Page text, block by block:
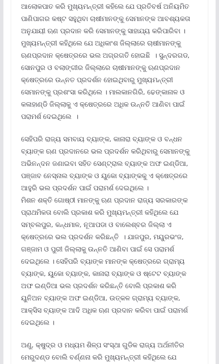
ଆଲୋକପାତ କରି ମୁଖ୍ୟମନ୍ତ୍ରୀ କହିଲେ ଯେ ପ୍ରତିବର୍ଷ ଅନିୟମିତ
ପାଣିପାଗର କଷ୍ଟ ସହୁଥିବା ଚାଷୀମାନଙ୍କୁ ସେମାନଙ୍କ ଆବଶ୍ୟକତା
ଅନୁଯାୟୀ ଋଣ ପ୍ରଦାନ କରି ସେମାନଙ୍କୁ ସାହାଯ୍ୟ କରିପାରିବା ।
ମୁଖ୍ୟମନ୍ତ୍ରୀ କହିଥିଲେ ଯେ ଅଧିକାଂଶ ଜିଲ୍ଲାରେ ଚାଷୀମାନଙ୍କୁ
ଋଣପ୍ରଦାନ କ୍ଷେତ୍ରରେ ଭଲ ଅଗ୍ରଗତି ହୋଇଛି । ସୁନ୍ଦରଗଡ,
ସୋନପୁର ଓ ବଲାଙ୍ଗୀର ଜିଲ୍ଲାରେ ଚାଷୀମାନଙ୍କୁ ଋଣପ୍ରଦାନ
କ୍ଷେତ୍ରରେ ଉନ୍ନତ ପ୍ରଦର୍ଶନ ହୋଇଥିବାରୁ ମୁଖ୍ୟମନ୍ତ୍ରୀ
ସେମାନଙ୍କୁ ପ୍ରଶଂସା କରିଥିଲେ । ମାଲକାନଗିରି, ଢେଙ୍କାନାଳ ଓ
କଳାହାଣ୍ଡି ଜିଲ୍ଲାକୁ ଏ କ୍ଷେତ୍ରରେ ଅଧିକ ଉନ୍ନତି ଆଣିବା ପାଇଁ
ପରାମର୍ଶ ଦେଇଥିଲେ ।
ସେହିପରି ରାଜ୍ୟ ସମବାୟ ବ୍ୟାଙ୍କ, କାନାରା ବ୍ୟାଙ୍କ ଓ ବନ୍ଧନ
ବ୍ୟାଙ୍କ ଋଣ ପ୍ରଦାନରେ ଭଲ ପ୍ରଦର୍ଶନ କରିଥିବାରୁ ସେମାନଙ୍କୁ
ଅଭିନନ୍ଦନ ଜଣାଇବା ସହିତ ସେଣ୍ଟ୍ରାଲ ବ୍ୟାଙ୍କ ଅଫ ଇଣ୍ଡିଆ,
ପଞ୍ଜାବ ନେସ୍‌ନାଲ ବ୍ୟାଙ୍କ ଓ ୟୁକୋ ବ୍ୟାଙ୍କକୁ ଏ କ୍ଷେତ୍ରରେ
ଆହୁରି ଭଲ ପ୍ରଦର୍ଶନ ପାଇଁ ପରାମର୍ଶ ଦେଇଥିଲେ ।
ମିଶନ ଶକ୍ତି ଗୋଷ୍ଠୀ ମାନଙ୍କୁ ଋଣ ପ୍ରଦାନ ରାଜ୍ୟ ସରକାରଙ୍କ
ପ୍ରାଥମିକତା ବୋଲି ପ୍ରକାଶ କରି ମୁଖ୍ୟମନ୍ତ୍ରୀ କହିଥିଲେ ଯେ
ସମ୍ବଲପୁର, କନ୍ଧମାଳ, ନୂଆପଡା ଓ ବାଲେଶ୍ବର ଜିଲ୍ଲା ଏ
କ୍ଷେତ୍ରରେ ଭଲ ପ୍ରଦର୍ଶନ କରିଛନ୍ତି । ଯାଜପୁର, ମୟୁରଭଂଜ,
ଗଞ୍ଜାମ ଓ ପୁରୀ ଜିଲ୍ଲାକୁ ଉନ୍ନତି ଆଣିବା ପାଇଁ ସେ ପରାମର୍ଶ
ଦେଇଥିଲେ । ସେହିପରି ବ୍ୟାଙ୍କ ମାନଙ୍କ କ୍ଷେତ୍ରରେ ଗ୍ରାମ୍ୟ
ବ୍ୟାଙ୍କ, ୟୁକୋ ବ୍ୟାଙ୍କ, କାନାରା ବ୍ୟାଙ୍କ ଓ ଷ୍ଟେଟ ବ୍ୟାଙ୍କ
ଅଫ ଇଣ୍ଡିଆ ଭଲ ପ୍ରଦର୍ଶନ କରିଛନ୍ତି ବୋଲି ପ୍ରକାଶ କରି
ୟୁନିଅନ ବ୍ୟାଙ୍କ ଅଫ ଇଣ୍ଡିଆ, ଉତ୍କଳ ଗ୍ରାମ୍ୟ ବ୍ୟାଙ୍କ,
ଆକ୍‌ସିସ ବ୍ୟାଙ୍କ ଆଦି ଅଧିକ ଋଣ ପ୍ରଦାନ କରିବା ପାଇଁ ପରାମର୍ଶ
ଦେଇଥିଲେ ।
ଅଣୁ, କ୍ଷୁଦ୍ର ଓ ମଧ୍ୟମ ଶିଳ୍ପ ସଂସ୍ଥା ଗୁଡିକ ରାଜ୍ୟ ଅର୍ଥନୀତିର
ମେରୁଦଣ୍ଡ ବୋଲି ବର୍ଣ୍ଣନା କରି ମୁଖ୍ୟମନ୍ତ୍ରୀ କହିଥିଲେ ଯେ